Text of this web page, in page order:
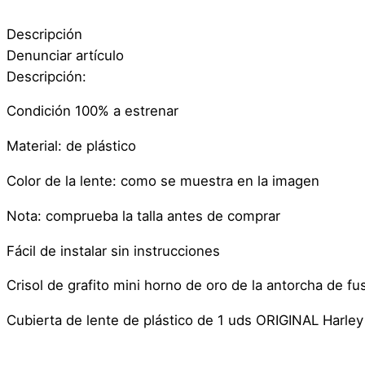
Descripción
Denunciar artículo
Descripción:
Condición 100% a estrenar
Material: de plástico
Color de la lente: como se muestra en la imagen
Nota: comprueba la talla antes de comprar
Fácil de instalar sin instrucciones
Crisol de grafito mini horno de oro de la antorcha de
Cubierta de lente de plástico de 1 uds ORIGINAL